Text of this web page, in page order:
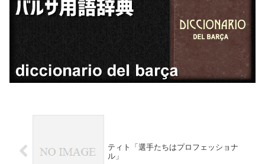
ティト「選手たちはプロフェッショナ
ル」